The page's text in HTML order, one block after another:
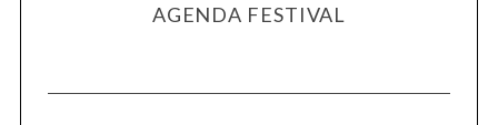
AGENDA FESTIVAL